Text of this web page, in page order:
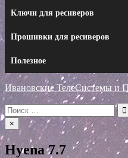
Ключи для ресиверов
Прошивки для ресиверов
Полезное
Ивановские ТелеСистемы и
Искать:
×
Hyena 7.7